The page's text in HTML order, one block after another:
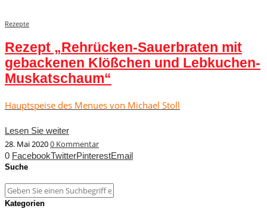
Rezepte
Rezept „Rehrücken-Sauerbraten mit
gebackenen Klößchen und Lebkuchen-
Muskatschaum“
Hauptspeise des Menues von Michael Stoll
Lesen Sie weiter
28. Mai 20200 Kommentar
0 FacebookTwitterPinterestEmail
Suche
Kategorien